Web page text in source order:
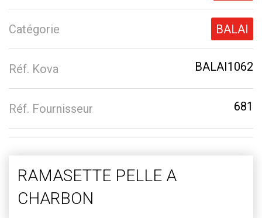
Catégorie BALAI
Réf. Kova BALAI1062
Réf. Fournisseur 681
RAMASETTE PELLE A
CHARBON